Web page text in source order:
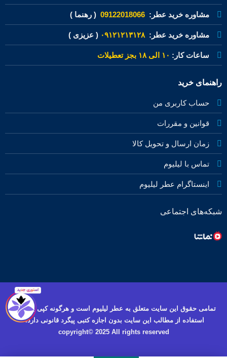
مشاوره خرید عطر: 09122018066 ( رهنما )
مشاوره خرید عطر:۰۹۱۲۱۲۱۳۱۲۸ ( عزیزی )
ساعات کار: ۱۰ الی ۱۸ بجز تعطیلات
راهنمای خرید
حساب کاربری من
قوانین و مقررات
زمان ارسال و تحویل کالا
تماس با لیلیوم
اینستاگرام عطر لیلیوم
شبکه‌های اجتماعی
تمامی حقوق این سایت متعلق به عطر لیلیوم است و هرگونه کپی برداری و
استفاده از مطالب این سایت بدون اجازه کتبی پیگرد قانونی دارد.
copyright© 2025 All rights reserved